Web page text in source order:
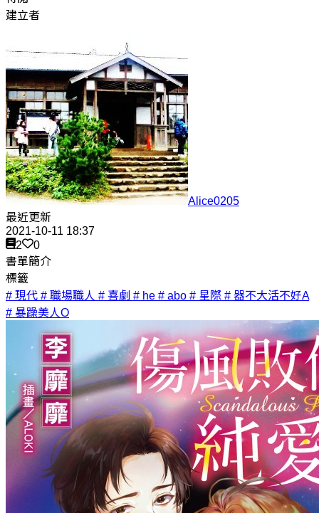
建立者
Alice0205
最近更新
2021-10-11 18:37
2
0
書單簡介
標籤
# 現代 # 職場職人 # 喜劇 # he # abo # 星際 # 器不大活不好A
# 暴躁美人O